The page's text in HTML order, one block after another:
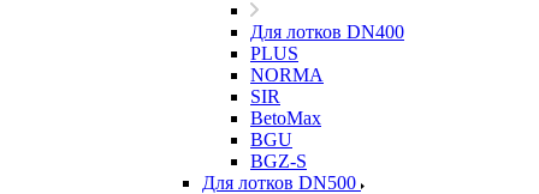
Для лотков DN400
PLUS
NORMA
SIR
BetoMax
BGU
BGZ-S
Для лотков DN500